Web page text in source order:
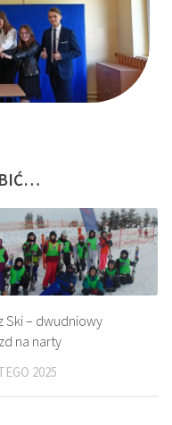
Ski – dwudniowy
na narty
2025